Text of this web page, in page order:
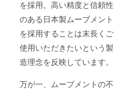
を採用。高い精度と信頼性
のある日本製ムーブメント
を採用することは末長くご
使用いただきたいという製
造理念を反映しています。
万が一、ムーブメントの不